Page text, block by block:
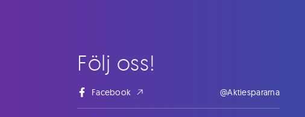
Följ oss!
Facebook @Aktiespararna